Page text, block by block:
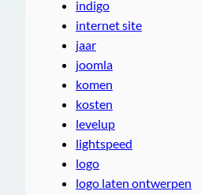
indigo
internet site
jaar
joomla
komen
kosten
levelup
lightspeed
logo
logo laten ontwerpen